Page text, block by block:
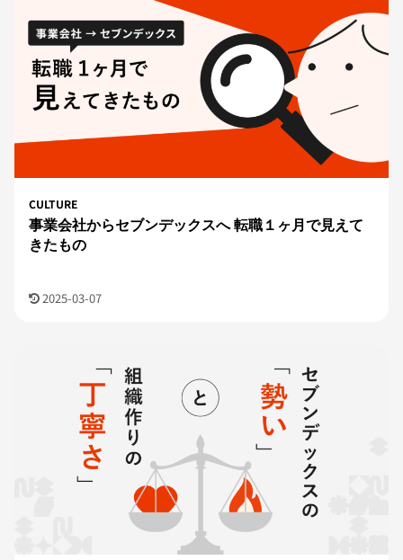
CULTURE
事業会社からセブンデックスへ 転職１ヶ月で見えて
きたもの
2025-03-07